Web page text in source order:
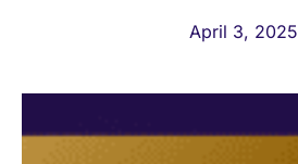
April 3, 2025